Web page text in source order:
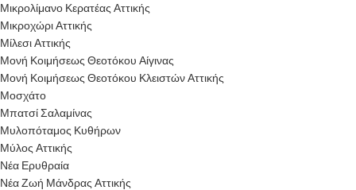
Μικρολίμανο Κερατέας Αττικής
Μικροχώρι Αττικής
Μίλεσι Αττικής
Μονή Κοιμήσεως Θεοτόκου Αίγινας
Μονή Κοιμήσεως Θεοτόκου Κλειστών Αττικής
Μοσχάτο
Μπατσί Σαλαμίνας
Μυλοπόταμος Κυθήρων
Μύλος Αττικής
Νέα Ερυθραία
Νέα Ζωή Μάνδρας Αττικής